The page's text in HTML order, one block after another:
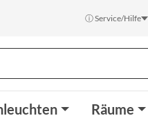
ⓘ Service/Hilfe
Räume